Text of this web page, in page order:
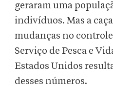
geraram uma
indivíduos. Mas a
mudanças no
Serviço de Pesca e
Estados Unidos
desses números.